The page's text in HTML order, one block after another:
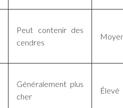
Peut contenir des
cendres
Généralement plus
cher
Élevé